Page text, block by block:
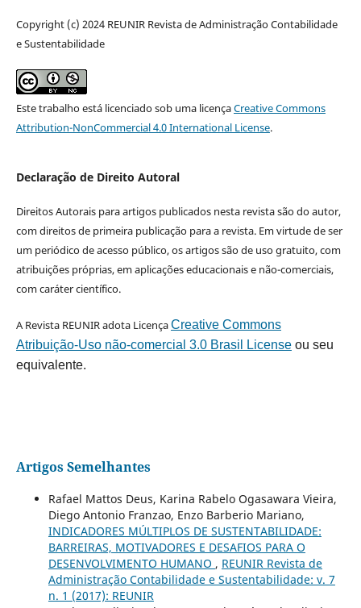
Copyright (c) 2024 REUNIR Revista de Administração Contabilidade
e Sustentabilidade
Este trabalho está licenciado sob uma licençaCreative Commons
Attribution-NonCommercial 4.0 International License.
Declaração de Direito Autoral
Direitos Autorais para artigos publicados nesta revista são do autor,
com direitos de primeira publicação para a revista. Em virtude de ser
um periódico de acesso público, os artigos são de uso gratuito, com
atribuições próprias, em aplicações educacionais e não-comerciais,
com caráter científico.
A Revista REUNIR adota LicençaCreative Commons
Atribuição-Uso não-comercial 3.0 Brasil Licenseou seu
equivalente.
Artigos Semelhantes
Rafael Mattos Deus, Karina Rabelo Ogasawara Vieira,
Diego Antonio Franzao, Enzo Barberio Mariano,
INDICADORES MÚLTIPLOS DE SUSTENTABILIDADE:
BARREIRAS, MOTIVADORES E DESAFIOS PARA O
DESENVOLVIMENTO HUMANO , REUNIR Revista de
Administração Contabilidade e Sustentabilidade: v. 7
n. 1 (2017): REUNIR